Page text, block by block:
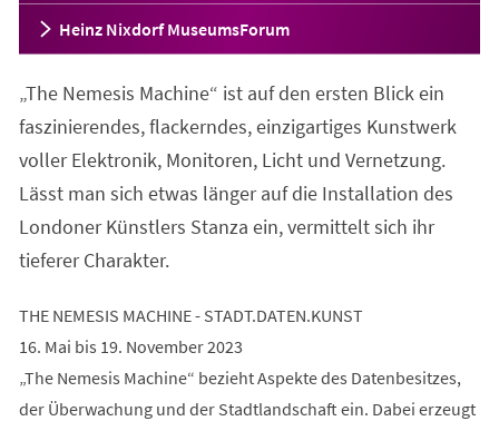
Heinz Nixdorf MuseumsForum
„The Nemesis Machine“ ist auf den ersten Blick ein
faszinierendes, flackerndes, einzigartiges Kunstwerk
voller Elektronik, Monitoren, Licht und Vernetzung.
Lässt man sich etwas länger auf die Installation des
Londoner Künstlers Stanza ein, vermittelt sich ihr
tieferer Charakter.
THE NEMESIS MACHINE - STADT.DATEN.KUNST
16. Mai bis 19. November 2023
„The Nemesis Machine“ bezieht Aspekte des Datenbesitzes,
der Überwachung und der Stadtlandschaft ein. Dabei erzeugt